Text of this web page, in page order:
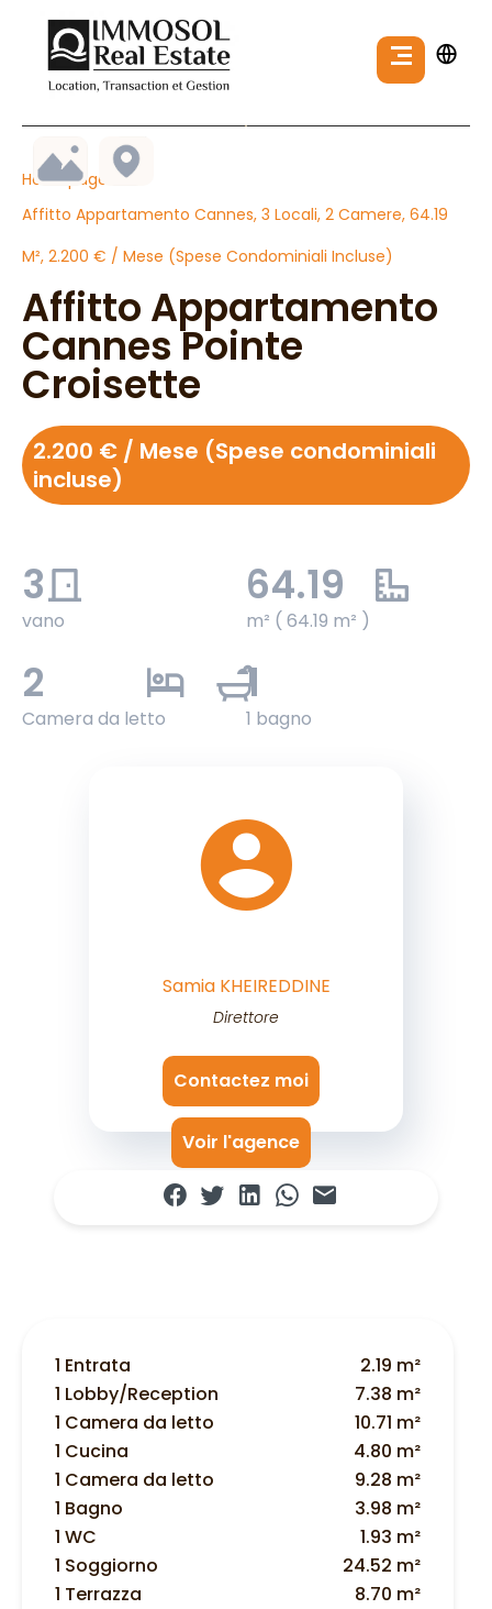
Homepage
Affitto Appartamento Cannes, 3 Locali, 2 Camere, 64.19
M², 2.200 € / Mese (Spese Condominiali Incluse)
Affitto Appartamento
Cannes Pointe
Croisette
2.200 € / Mese (Spese condominiali
incluse)
3
vano
64.19
m² ( 64.19 m² )
2
Camera da letto
1
1 bagno
Samia KHEIREDDINE
Direttore
Contactez moi
Voir l'agence
1 Entrata
2.19 m²
1 Lobby/Reception
7.38 m²
1 Camera da letto
10.71 m²
1 Cucina
4.80 m²
1 Camera da letto
9.28 m²
1 Bagno
3.98 m²
1 WC
1.93 m²
1 Soggiorno
24.52 m²
1 Terrazza
8.70 m²